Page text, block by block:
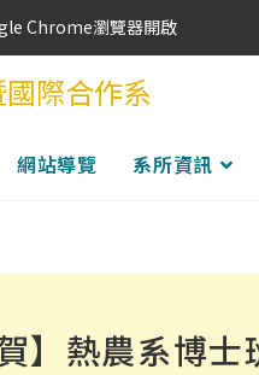
Chrome瀏覽器開啟
際合作系
網站導覽 系所資訊
賀】熱農系博